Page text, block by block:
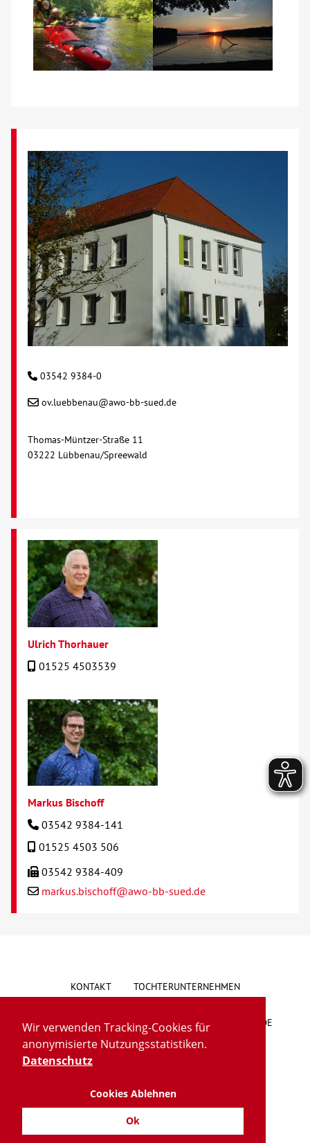
Wir verwenden Tracking-Cookies für
anonymisierte Nutzungsstatistiken.
Datenschutz
Cookies Ablehnen
Ok
03542 9384-0
ov.luebbenau@awo-bb-sued.de
Thomas-Müntzer-Straße 11
03222 Lübbenau/Spreewald
Ulrich Thorhauer
01525 4503539
Markus Bischoff
03542 9384-141
01525 4503 506
03542 9384-409
markus.bischoff@awo-bb-sued.de
KONTAKT TOCHTERUNTERNEHMEN
HINWEISGEBERSYSTEM VORSCHLAG/BESCHWERDE
LIEFERKETTENGESETZ
IMPRESSUM DATENSCHUTZ